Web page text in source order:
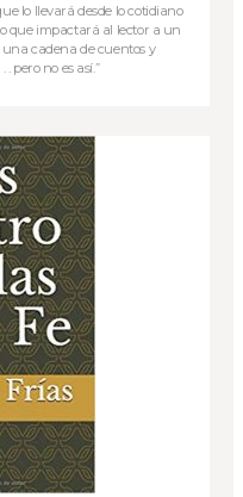
lo llevará desde lo cotidiano
que impactará al lector a un
una cadena de cuentos y
pero no es así.”